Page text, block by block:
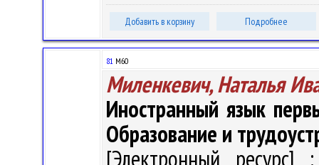
Добавить в корзину Подробнее
81 М60
Миленкевич, Наталья
Иностранный язык
Образование и
[Электронный ресурс]